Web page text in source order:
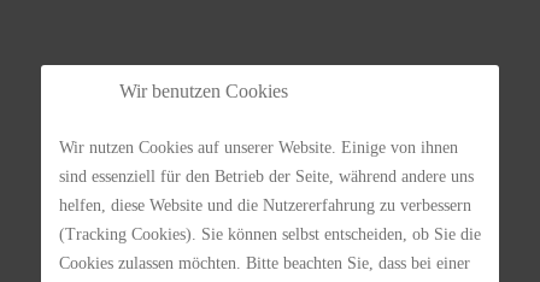
Wir benutzen Cookies
Wir nutzen Cookies auf unserer Website. Einige von ihnen
sind essenziell für den Betrieb der Seite, während andere uns
helfen, diese Website und die Nutzererfahrung zu verbessern
(Tracking Cookies). Sie können selbst entscheiden, ob Sie die
Cookies zulassen möchten. Bitte beachten Sie, dass bei einer